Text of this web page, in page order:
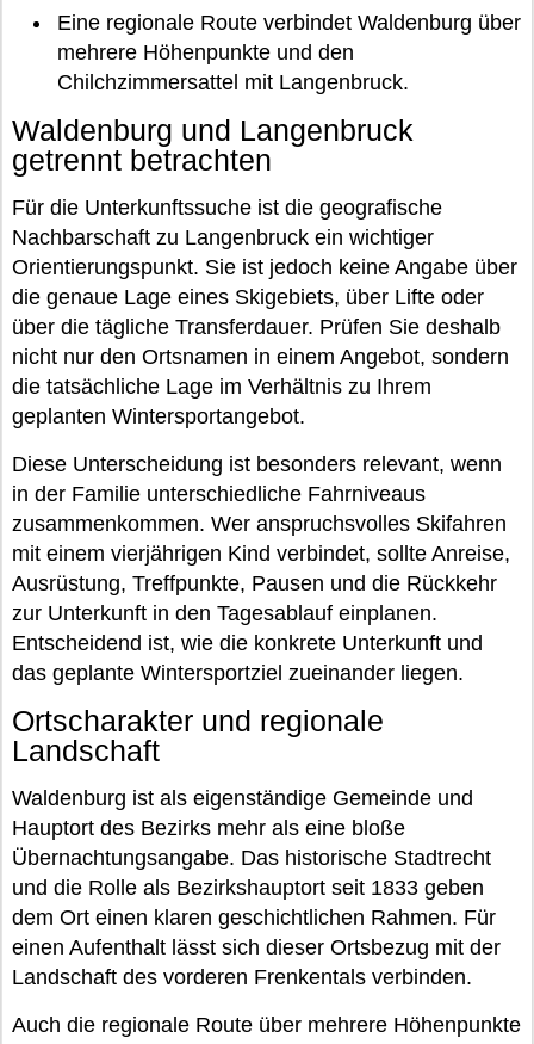
Eine regionale Route verbindet Waldenburg über
mehrere Höhenpunkte und den
Chilchzimmersattel mit Langenbruck.
Waldenburg und Langenbruck
getrennt betrachten
Für die Unterkunftssuche ist die geografische
Nachbarschaft zu Langenbruck ein wichtiger
Orientierungspunkt. Sie ist jedoch keine Angabe über
die genaue Lage eines Skigebiets, über Lifte oder
über die tägliche Transferdauer. Prüfen Sie deshalb
nicht nur den Ortsnamen in einem Angebot, sondern
die tatsächliche Lage im Verhältnis zu Ihrem
geplanten Wintersportangebot.
Diese Unterscheidung ist besonders relevant, wenn
in der Familie unterschiedliche Fahrniveaus
zusammenkommen. Wer anspruchsvolles Skifahren
mit einem vierjährigen Kind verbindet, sollte Anreise,
Ausrüstung, Treffpunkte, Pausen und die Rückkehr
zur Unterkunft in den Tagesablauf einplanen.
Entscheidend ist, wie die konkrete Unterkunft und
das geplante Wintersportziel zueinander liegen.
Ortscharakter und regionale
Landschaft
Waldenburg ist als eigenständige Gemeinde und
Hauptort des Bezirks mehr als eine bloße
Übernachtungsangabe. Das historische Stadtrecht
und die Rolle als Bezirkshauptort seit 1833 geben
dem Ort einen klaren geschichtlichen Rahmen. Für
einen Aufenthalt lässt sich dieser Ortsbezug mit der
Landschaft des vorderen Frenkentals verbinden.
Auch die regionale Route über mehrere Höhenpunkte